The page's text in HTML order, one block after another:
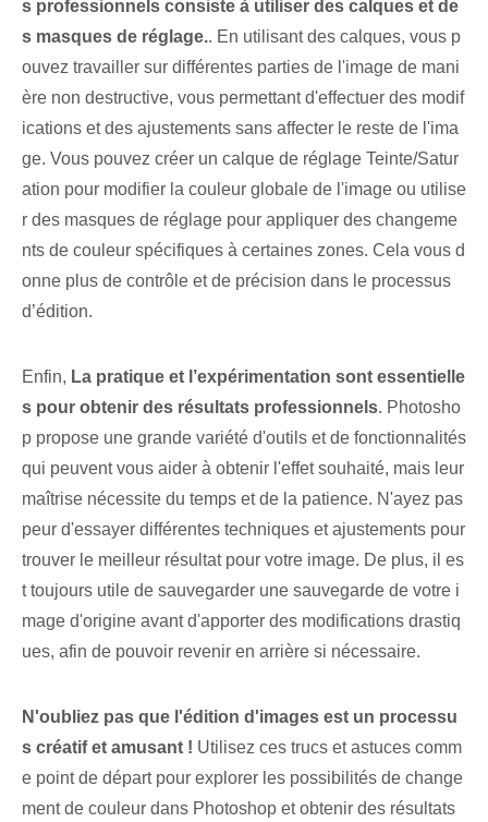
s professionnels consiste à utiliser des calques et de
s masques de réglage.. En utilisant des calques, vous p
ouvez travailler sur différentes parties de l'image de mani
ère non destructive, vous permettant d'effectuer des modif
ications et des ajustements sans affecter le reste de l'ima
ge. Vous pouvez créer un calque de réglage Teinte/Satur
ation pour modifier la couleur globale de l'image ou utilise
r des masques de réglage pour appliquer des changeme
nts de couleur spécifiques à certaines zones. Cela vous d
onne plus de contrôle et de précision dans le processus
d’édition.
Enfin, La pratique et l’expérimentation sont essentielle
s pour obtenir des résultats professionnels. Photosho
p propose une grande variété d'outils et de fonctionnalités
qui peuvent vous aider à obtenir l'effet souhaité, mais leur
maîtrise nécessite du temps et de la patience. N'ayez pas
peur d'essayer différentes techniques et ajustements pour
trouver le meilleur résultat pour votre image. De plus, il es
t toujours utile de sauvegarder une sauvegarde de votre i
mage d'origine avant d'apporter des modifications drastiq
ues, afin de pouvoir revenir en arrière si nécessaire.
N'oubliez pas que l'édition d'images est un processu
s créatif et amusant ! Utilisez ces trucs et astuces comm
e point de départ pour explorer les possibilités de change
ment de couleur dans Photoshop et obtenir des résultats